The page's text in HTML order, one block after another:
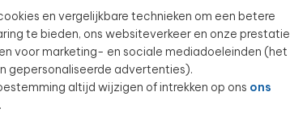
en vergelijkbare technieken om een betere
te bieden, ons websiteverkeer en onze
voor marketing- en sociale mediadoeleinden (het
gepersonaliseerde advertenties).
altijd wijzigen of intrekken op ons ons
.
GASTENBOEK